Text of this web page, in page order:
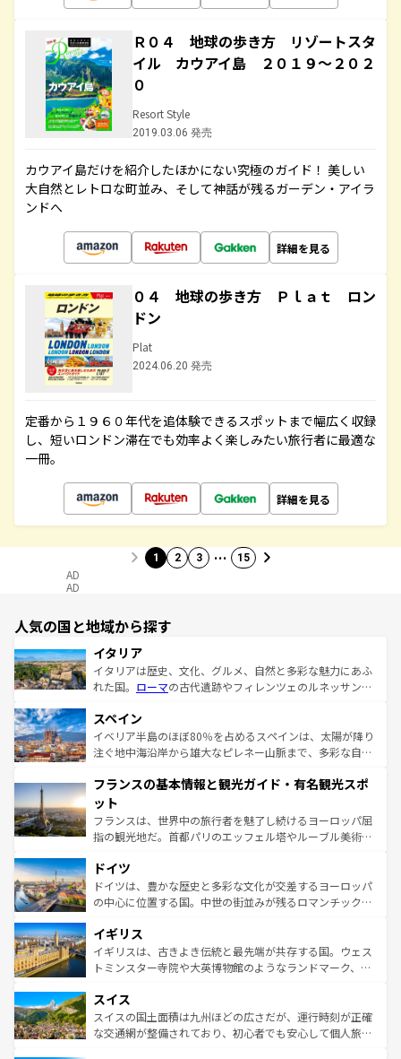
Ｒ０４ 地球の歩き方 リゾートスタ
イル カウアイ島 ２０１９～２０２
０
Resort Style
2019.03.06 発売
カウアイ島だけを紹介したほかにない究極のガイド！ 美しい
大自然とレトロな町並み、そして神話が残るガーデン・アイラ
ンドへ
詳細を見る
０４ 地球の歩き方 Ｐｌａｔ ロン
ドン
Plat
2024.06.20 発売
定番から１９６０年代を追体験できるスポットまで幅広く収録
し、短いロンドン滞在でも効率よく楽しみたい旅行者に最適な
一冊。
詳細を見る
1 2 3 … 15
AD
AD
人気の国と地域から探す
イタリア
イタリアは歴史、文化、グルメ、自然と多彩な魅力にあふ
れた国。 ローマの古代遺跡やフィレンツェのルネッサンス
ろん、トスカーナの美しい田園風景やアマルフィ海岸の絶
景など、自然景観も見逃せない。観光の合間には、本場の
ピザやパスタなど、絶品のイタリア料理を堪能することも
ませてくれるイタリアで、忘れられない旅をしてみよう！
なお、新着のイタリア情報は
しい。
スペイン
イベリア半島のほぼ80％を占めるスペインは、太陽が降り
注ぐ地中海沿岸から雄大なピレネー山脈まで、多彩な自然
文化が根付くこの国では、情熱的なフラメンコ、熱気あふ
れる闘牛、そして美味しいタパスが生活の一部となってい
る。首都マドリードの洗練された雰囲気や、バルセロナの
アートに溢れた街角から、地方では古代ローマ遺跡や中世
せる。地方によって風土や気候が異なるスペインはその個
性で訪れる人を魅了する。 なお、新着のスペイン情報は コ
ンテンツ一覧を参照してほしい。
フランスの基本情報と観光ガイド・有名観光スポ
ット
フランスは、世界中の旅行者を魅了し続けるヨーロッパ屈
指の観光地だ。首都パリのエッフェル塔やルーブル美術館
で、幅広い魅力が詰まっている。華麗な宮殿、歴史的な大
聖堂、美しいビーチ、そして豊かな自然が、訪れる者を心
から魅了する。また、フランスは美食の国としても知ら
いる。シャンパンの発祥地であるランス、プロヴァンスの
香り高いラベンダー畑など、多彩な楽しみ方が可能だ。さ
らに、パリ以外の地域にも魅力が溢れており、どの街角に
れる地方に足を運ぶとそれぞれで全く異なる文化を体験で
きるだろう。 なお、新着のフランス情報はコンテンツ一覧
を参照してほしい。
ドイツ
ドイツは、豊かな歴史と多彩な文化が交差するヨーロッパ
の中心に位置する国。中世の街並みが残るロマンチック街
顔を持つこの国は、どこを歩いても飽きることがない。ベ
ルリンの文化的活気、バイエルン州のアルプスの絶景、そ
してライン川沿いのワイン畑といった風景は必見。ビール
は、お酒好きな人にはぜひ体験してほしい。 なお、新着の
ドイツ情報はコンテンツ一覧を参照してほしい。
イギリス
イギリスは、古きよき伝統と最先端が共存する国。ウェス
トミンスター寺院や大英博物館のようなランドマーク、歴
リアごとに異なる魅力がある。また、優雅なアフタヌーン
ティー、ビール好きにはたまらない英国パブ、サッカー観
戦など、本場だからこそできる体験も豊富。イギリスを旅
スイス
スイスの国土面積は九州ほどの広さだが、運行時刻が正確
な交通網が整備されており、初心者でも安心して個人旅行